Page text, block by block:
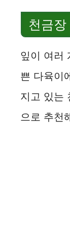
천금장
잎이 여러
쁜 다육이
지고 있는
으로 추천